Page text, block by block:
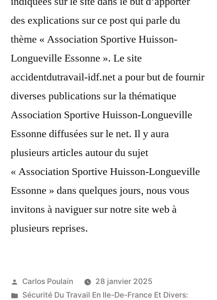
des explications sur ce post qui parle du
thème « Association Sportive Huisson-
Longueville Essonne ». Le site
accidentdutravail-idf.net a pour but de fournir
diverses publications sur la thématique
Association Sportive Huisson-Longueville
Essonne diffusées sur le net. Il y aura
plusieurs articles autour du sujet
« Association Sportive Huisson-Longueville
Essonne » dans quelques jours, nous vous
invitons à naviguer sur notre site web à
plusieurs reprises.
Publié
par
Carlos Poulain
28 janvier 2025
Publié
Sécurité Du Travail En Ile-De-France Et Divers: